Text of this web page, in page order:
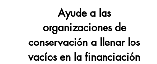
Ayude a las
organizaciones de
conservación a llenar los
vacíos en la financiación